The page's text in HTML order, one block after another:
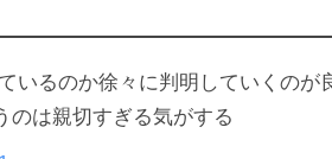
いるのか徐々に判明していくのが
のは親切すぎる気がする